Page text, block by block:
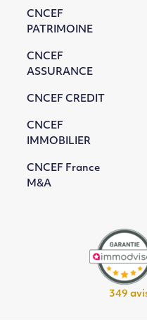
349
CNCEF
PATRIMOINE
CNCEF
ASSURANCE
CNCEF CREDIT
CNCEF
IMMOBILIER
CNCEF France
M&A